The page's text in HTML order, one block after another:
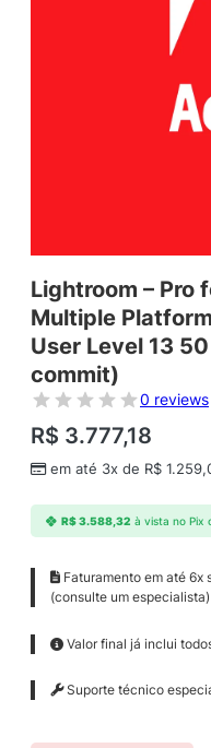
Lightroom – Pro
Multiple
User Level 13
commit)
0 reviews
R$ 3.777,18
em até 3x de R$
R$3.588,32 à vista no Pix
Faturamento em até 6x
(consulte um especialista)
Valor final já inclui
Suporte técnico